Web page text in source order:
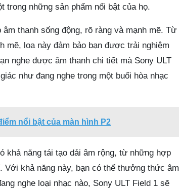
trong những sản phẩm nổi bật của họ.
thanh sống động, rõ ràng và mạnh mẽ. Từ
mẽ, loa này đảm bảo bạn được trải nghiệm
nghe được âm thanh chi tiết mà Sony ULT
như đang nghe trong một buổi hòa nhạc
nổi bật của màn hình P2
khả năng tái tạo dải âm rộng, từ những hợp
khả năng này, bạn có thể thưởng thức âm
nghe loại nhạc nào, Sony ULT Field 1 sẽ